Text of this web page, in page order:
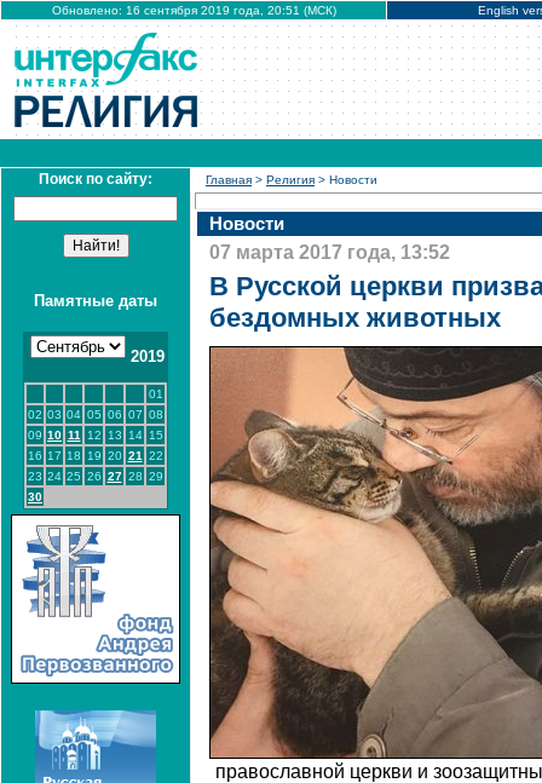
Обновлено: 16 сентября 2019 года, 20:51 (МСК) English
Поиск по сайту:
Памятные даты
2019
01
02 03 04 05 06 07 08
09 10 11 12 13 14 15
16 17 18 19 20 21
22
23 24 25 26 27 28 29
30
Главная > Религия > Новости
Новости
07 марта 2017 года, 13:52
В Русской церкви
бездомных животных
православной церкви и